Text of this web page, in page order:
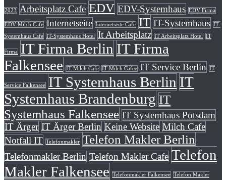
2023 Arbeitsplatz Cafe EDV EDV-Systemhaus EDV Firma
EDV Milch Cafe Internetseite Internetseite Cafe IT IT-Systemhaus IT-
Systemhaus Cafe IT-Systemhaus Hotel It Arbeitsplatz IT Arbeitsplatz Hotel IT
Firma IT Firma Berlin IT Firma
Falkensee
IT Milch Cafe IT Milch Cafee IT Service Berlin IT
Service Falkensee IT Systemhaus Berlin IT
Systemhaus Brandenburg IT
Systemhaus Falkensee IT Systemhaus Potsdam
IT Ärger IT Ärger Berlin Keine Website Milch Cafe
Notfall IT Telefonmakler Telefon Makler Berlin
Telefonmakler Berlin Telefon Makler Cafe Telefon
Makler Falkensee
Telefonmakler Falkensee Telefon Makler